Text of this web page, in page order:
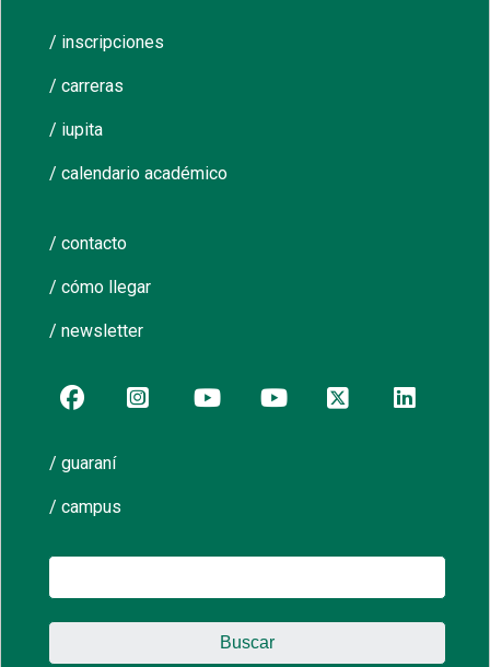
/ inscripciones
/ carreras
/ iupita
/ calendario académico
/ contacto
/ cómo llegar
/ newsletter
/ guaraní
/ campus
Buscar: